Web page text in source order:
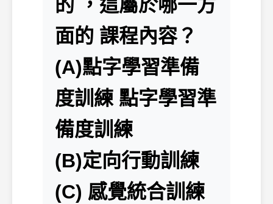
的 ，這屬於哪一方
面的 課程內容？
(A)點字學習準備
度訓練 點字學習準
備度訓練
(B)定向行動訓練
(C) 感覺統合訓練